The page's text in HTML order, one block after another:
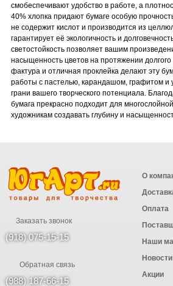
смобеспечивают удобство в работе, а
40% хлопка придают бумаге особую
не содержит кислот и производится из
гарантирует её экологичность и
светостойкость позволяет вашим
насыщенность цветов на протяжении
фактура и отличная проклейка делают эту
работы с пастелью, карандашом, графитом и
грани вашего творческого потенциала.
бумага прекрасно подходит для
художникам создавать глубину и
Заказать звонок
(918) 075-15-15
Обратная связь
(988) 187-66-15
О
Оплата
Наши
Новости
Акции